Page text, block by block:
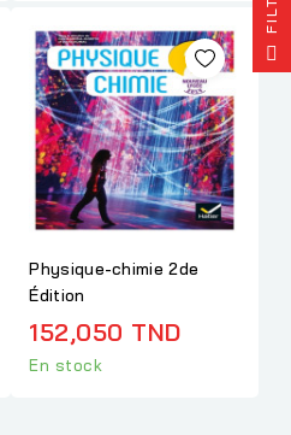
Physique-chimie 2de
Édition
152,050 TND
En stock